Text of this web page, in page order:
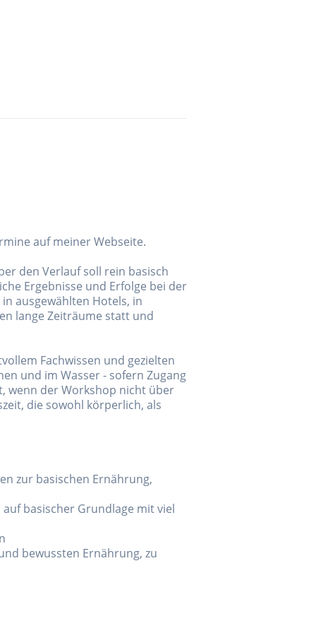
auf meiner Webseite.
den Verlauf soll rein basisch
Ergebnisse und Erfolge bei der
ausgewählten Hotels, in
lange Zeiträume statt und
Fachwissen und gezielten
und im Wasser - sofern Zugang
wenn der Workshop nicht über
die sowohl körperlich, als
zur basischen Ernährung,
auf basischer Grundlage mit viel
bewussten Ernährung, zu